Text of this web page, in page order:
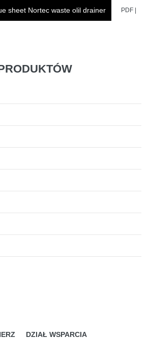
sheet Nortec waste olil drainer PDF |
DZIAŁ WSPARCIA